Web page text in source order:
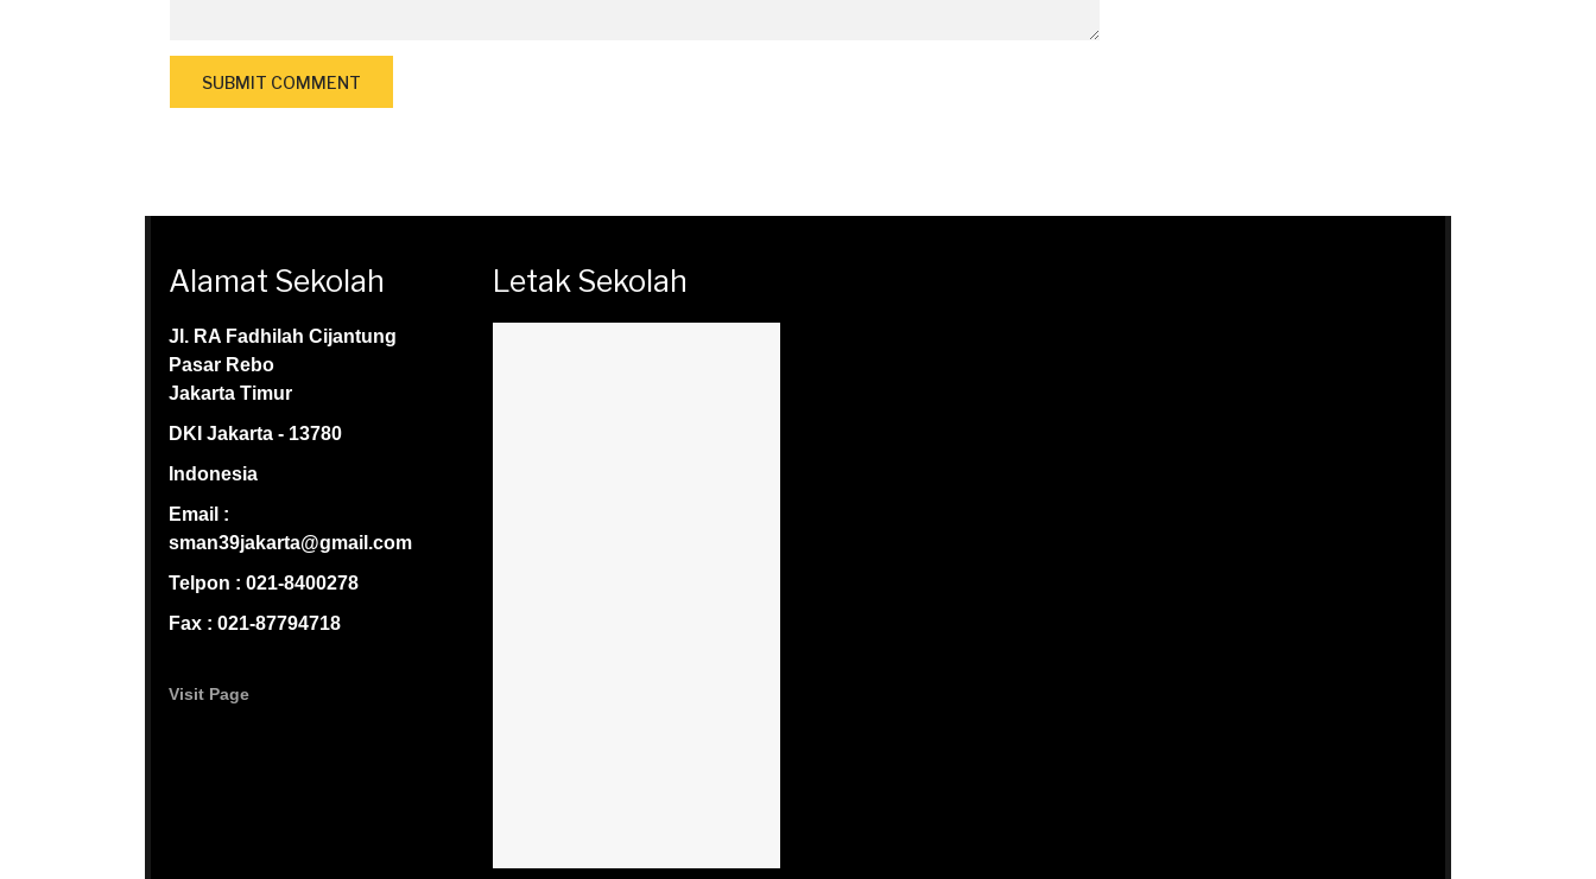
Alamat Sekolah
Jl. RA Fadhilah Cijantung
Pasar Rebo
Jakarta Timur
DKI Jakarta - 13780
Indonesia
Email :
sman39jakarta@gmail.com
Telpon : 021-8400278
Fax : 021-87794718
Visit Page
Letak Sekolah